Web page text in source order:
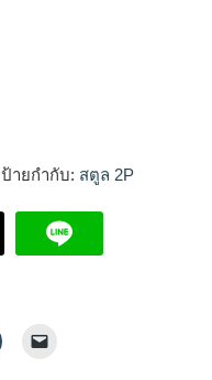
ป้ายกำกับ: สตูล 2P